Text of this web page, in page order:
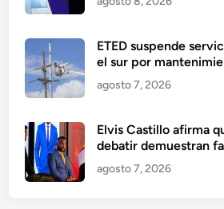
ETED suspende
el sur por
agosto 7, 2026
Elvis Castillo afirma
debatir demuestran
agosto 7, 2026